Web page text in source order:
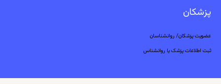
پزشکان
عضویت پزشکان/ روانشناسان
ثبت اطلاعات پزشک یا روانشناس